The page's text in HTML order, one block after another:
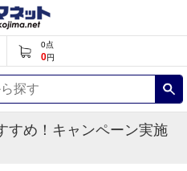
0点
0円
すめ！キャンペーン実施